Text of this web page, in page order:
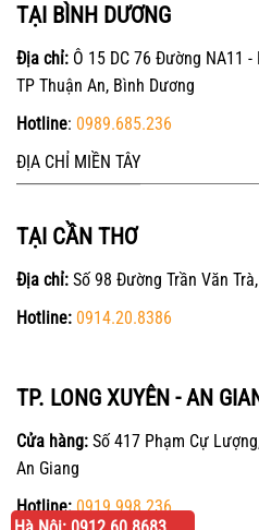
TẠI BÌNH DƯƠNG
Địa chỉ: Ô 15 DC 76 Đường NA11 -
TP Thuận An, Bình Dương
Hotline: 0989.685.236
ĐỊA CHỈ MIỀN TÂY
TẠI CẦN THƠ
Địa chỉ: Số 98 Đường Trần Văn
Hotline: 0914.20.8386
TP. LONG XUYÊN - AN
Cửa hàng: Số 417 Phạm Cự
An Giang
Hotline: 0919.998.236